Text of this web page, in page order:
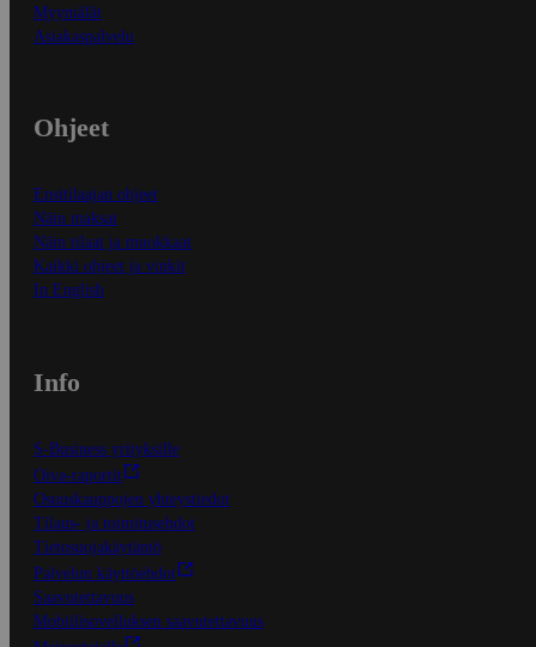
Myymälät
Asiakaspalvelu
Ohjeet
Ensitilaajan ohjeet
Näin maksat
Näin tilaat ja muokkaat
Kaikki ohjeet ja vinkit
In English
Info
S-Business yrityksille
Oiva-raportit
Osuuskauppojen yhteystiedot
Tilaus- ja toimitusehdot
Tietosuojakäytäntö
Palvelun käyttöehdot
Saavutettavuus
Mobiilisovelluksen saavutettavuus